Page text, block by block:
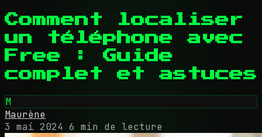
Comment localiser
un téléphone avec
Free : Guide
complet et astuces
M
Maurène
3 mai 2024 6 min de lecture